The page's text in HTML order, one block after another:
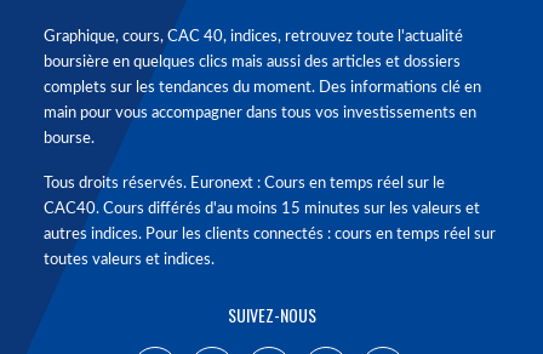
Graphique, cours, CAC 40, indices, retrouvez toute l'actualité
boursière en quelques clics mais aussi des articles et dossiers
complets sur les tendances du moment. Des informations clé en
main pour vous accompagner dans tous vos investissements en
bourse.
Tous droits réservés. Euronext : Cours en temps réel sur le
CAC40. Cours différés d'au moins 15 minutes sur les valeurs et
autres indices. Pour les clients connectés : cours en temps réel sur
toutes valeurs et indices.
SUIVEZ-NOUS